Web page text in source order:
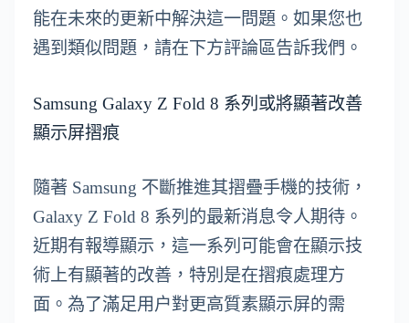
能在未來的更新中解決這一問題。如果您也
遇到類似問題，請在下方評論區告訴我們。
Samsung Galaxy Z Fold 8 系列或將顯著改善
顯示屏摺痕
隨著 Samsung 不斷推進其摺疊手機的技術，
Galaxy Z Fold 8 系列的最新消息令人期待。
近期有報導顯示，這一系列可能會在顯示技
術上有顯著的改善，特別是在摺痕處理方
面。為了滿足用户對更高質素顯示屏的需